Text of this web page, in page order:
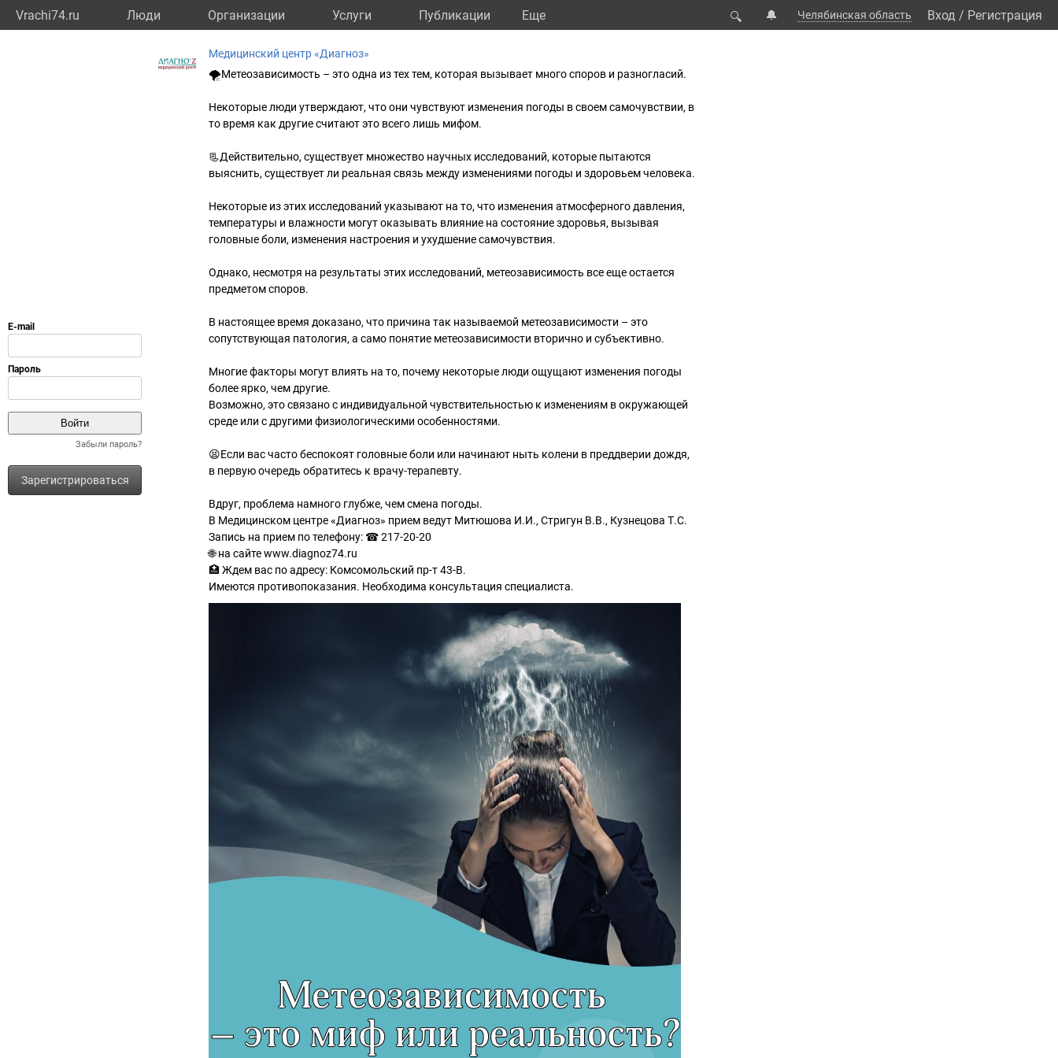
Vrachi74.ru Люди Организации Услуги Публикации Eще 🔍 🔔 Челябинская область Вход / Регистрация
Забыли пароль?
Зарегистрироваться
Медицинский центр «Диагноз»
🌪Метеозависимость – это одна из тех тем, которая вызывает много споров и разногласий.
Некоторые люди утверждают, что они чувствуют изменения погоды в своем самочувствии, в
то время как другие считают это всего лишь мифом.
📃Действительно, существует множество научных исследований, которые пытаются
выяснить, существует ли реальная связь между изменениями погоды и здоровьем человека.
Некоторые из этих исследований указывают на то, что изменения атмосферного давления,
температуры и влажности могут оказывать влияние на состояние здоровья, вызывая
головные боли, изменения настроения и ухудшение самочувствия.
Однако, несмотря на результаты этих исследований, метеозависимость все еще остается
предметом споров.
В настоящее время доказано, что причина так называемой метеозависимости – это
сопутствующая патология, а само понятие метеозависимости вторично и субъективно.
Многие факторы могут влиять на то, почему некоторые люди ощущают изменения погоды
более ярко, чем другие.
Возможно, это связано с индивидуальной чувствительностью к изменениям в окружающей
среде или с другими физиологическими особенностями.
😫Если вас часто беспокоят головные боли или начинают ныть колени в преддверии дождя,
в первую очередь обратитесь к врачу-терапевту.
Вдруг, проблема намного глубже, чем смена погоды.
В Медицинском центре «Диагноз» прием ведут Митюшова И.И., Стригун В.В., Кузнецова Т.С.
Запись на прием по телефону: ☎ 217-20-20
🌐 на сайте www.diagnoz74.ru
🏥 Ждем вас по адресу: Комсомольский пр-т 43-В.
Имеются противопоказания. Необходима консультация специалиста.